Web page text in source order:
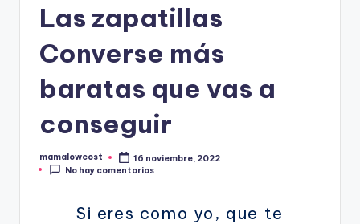
intento
Las zapatillas
Converse más
baratas que vas a
conseguir
Publicado
por
mamalowcost
16 noviembre, 2022
No hay comentarios
Si eres como yo, que te